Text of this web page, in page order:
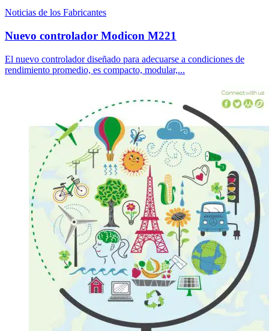
Noticias de los Fabricantes
Nuevo controlador Modicon M221
El nuevo controlador diseñado para adecuarse a condiciones de
rendimiento promedio, es compacto, modular,...